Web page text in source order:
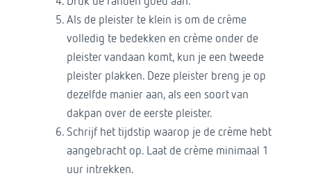
Als de pleister te klein is om de crème
volledig te bedekken en crème onder de
pleister vandaan komt, kun je een tweede
pleister plakken. Deze pleister breng je op
dezelfde manier aan, als een soort van
dakpan over de eerste pleister.
Schrijf het tijdstip waarop je de crème hebt
aangebracht op. Laat de crème minimaal 1
uur intrekken.